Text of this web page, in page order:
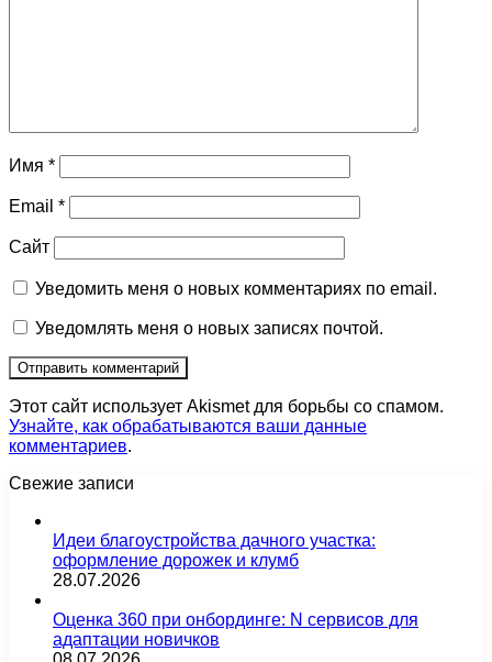
Имя *
Email *
Сайт
Уведомить меня о новых комментариях по email.
Уведомлять меня о новых записях почтой.
Этот сайт использует Akismet для борьбы со спамом.
Узнайте, как обрабатываются ваши данные
комментариев.
Свежие записи
Идеи благоустройства дачного участка:
оформление дорожек и клумб
28.07.2026
Оценка 360 при онбординге: N сервисов для
адаптации новичков